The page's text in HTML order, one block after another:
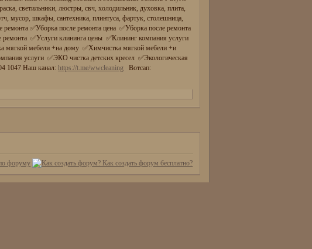
светильники, люстры, свч, холодильник, духовка, плита,
мусор, шкафы, сантехника, плинтуса, фартук, столешница,
ремонта ✅Уборка после ремонта цена ✅Уборка после ремонта
✅Услуги клининга цены ✅Клининг компания услуги
мягкой мебели +на дому ✅Химчистка мягкой мебели +и
услуги ✅ЭКО чистка детских кресел ✅Экологическая
1047 Наш канал:https://t.me/wwcleaning Вотсап:
форуму